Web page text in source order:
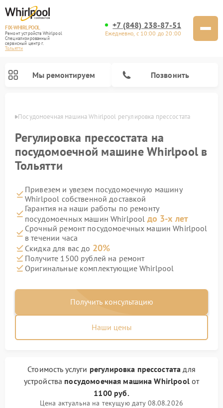
FIX-WHIRLPOOL
Ремонт устройств Whirlpool
Специализированный
cервисный центр г.
Тольятти
+7 (848) 238-87-51
Ежедневно, с 10:00 до 20:00
Мы ремонтируем Позвонить
Посудомоечная машина Whirlpool регулировка прессостата
Регулировка прессостата на
посудомоечной машине Whirlpool в
Тольятти
Привезем и увезем посудомоечную машину
Whirlpool собственной доставкой
Гарантия на наши работы по ремонту
посудомоечных машин Whirlpool до 3-х лет
Срочный ремонт посудомоечных машин Whirlpool
в течении часа
Скидка для вас до 20%
Получите 1500 рублей на ремонт
Оригинальные комплектующие Whirlpool
Получить консультацию
Наши цены
Стоимость услуги регулировка прессостата для
устройства посудомоечная машина Whirlpoolот
1100 руб.
Цена актуальна на текущую дату 08.08.2026